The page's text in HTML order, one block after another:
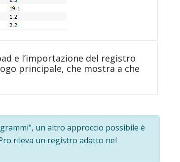
e l’importazione del registro
principale, che mostra a che
un altro approccio possibile è
rileva un registro adatto nel